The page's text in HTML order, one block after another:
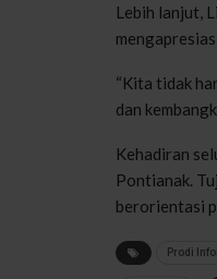
Lebih lanjut,
“Kita tidak
dan
Kehadiran
Pontianak.
berorientasi
Prodi